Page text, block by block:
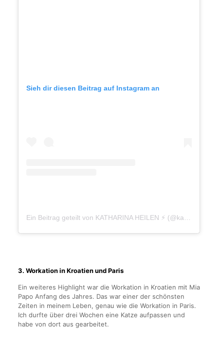
Sieh dir diesen Beitrag auf Instagram an
3. Workation in Kroatien und Paris
Ein weiteres Highlight war die Workation in Kroatien mit Mia
Papo Anfang des Jahres. Das war einer der schönsten
Zeiten in meinem Leben, genau wie die Workation in Paris.
Ich durfte über drei Wochen eine Katze aufpassen und
habe von dort aus gearbeitet.